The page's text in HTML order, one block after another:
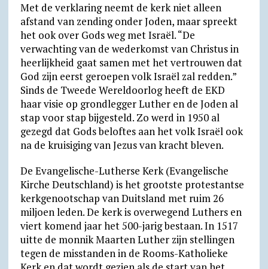
Met de verklaring neemt de kerk niet alleen
afstand van zending onder Joden, maar spreekt
het ook over Gods weg met Israël. “De
verwachting van de wederkomst van Christus in
heerlijkheid gaat samen met het vertrouwen dat
God zijn eerst geroepen volk Israël zal redden.”
Sinds de Tweede Wereldoorlog heeft de EKD
haar visie op grondlegger Luther en de Joden al
stap voor stap bijgesteld. Zo werd in 1950 al
gezegd dat Gods beloftes aan het volk Israël ook
na de kruisiging van Jezus van kracht bleven.
De Evangelische-Lutherse Kerk (Evangelische
Kirche Deutschland) is het grootste protestantse
kerkgenootschap van Duitsland met ruim 26
miljoen leden. De kerk is overwegend Luthers en
viert komend jaar het 500-jarig bestaan. In 1517
uitte de monnik Maarten Luther zijn stellingen
tegen de misstanden in de Rooms-Katholieke